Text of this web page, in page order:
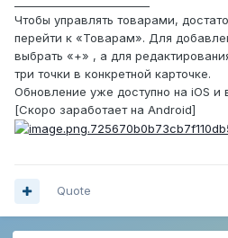
Чтобы управлять товарами,
перейти к «Товарам». Для
выбрать «+» , а для
три точки в конкретной карточке.
Обновление уже доступно на iOS и
[Скоро заработает на Android]
Quote